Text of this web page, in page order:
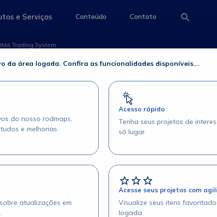
Simulada
access-the-page
e Serviços access-the-page
Conteúdo access-the-page
Contato
Trading System
– PUMA Trading
da área logada. Confira as funcionalidades disponíveis...
do nosso rodmaps,
e melhorias.
Acesso rápido
Tenha seus projetos de
só lugar.
atualizações em
Acesse seus projetos com
Visualize seus itens
logada.